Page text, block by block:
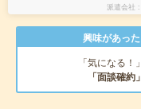
派遣会社
興味があっ
「気になる
「面談確約」